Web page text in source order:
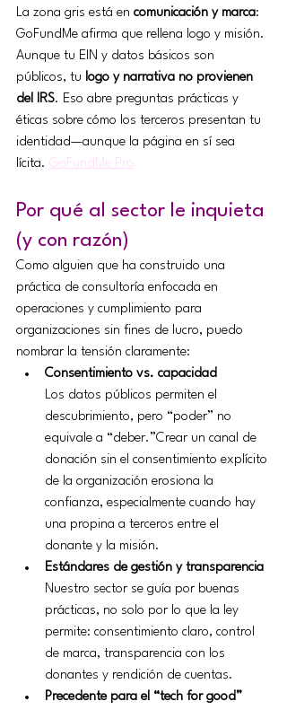
La zona gris está en comunicación y marca:
GoFundMe afirma que rellena logo y misión.
Aunque tu EIN y datos básicos son
públicos, tu logo y narrativa no provienen
del IRS. Eso abre preguntas prácticas y
éticas sobre cómo los terceros presentan tu
identidad—aunque la página en sí sea
lícita. GoFundMe Pro
Por qué al sector le inquieta
(y con razón)
Como alguien que ha construido una
práctica de consultoría enfocada en
operaciones y cumplimiento para
organizaciones sin fines de lucro, puedo
nombrar la tensión claramente:
Consentimiento vs. capacidad
Los datos públicos permiten el
descubrimiento, pero “poder” no
equivale a “deber.”Crear un canal de
donación sin el consentimiento explícito
de la organización erosiona la
confianza, especialmente cuando hay
una propina a terceros entre el
donante y la misión.
Estándares de gestión y transparencia
Nuestro sector se guía por buenas
prácticas, no solo por lo que la ley
permite: consentimiento claro, control
de marca, transparencia con los
donantes y rendición de cuentas.
Precedente para el “tech for good”